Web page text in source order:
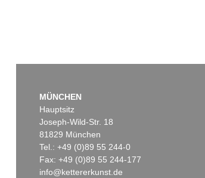
MÜNCHEN
Hauptsitz
Joseph-Wild-Str. 18
81829 München
Tel.: +49 (0)89 55 244-0
Fax: +49 (0)89 55 244-177
info@kettererkunst.de